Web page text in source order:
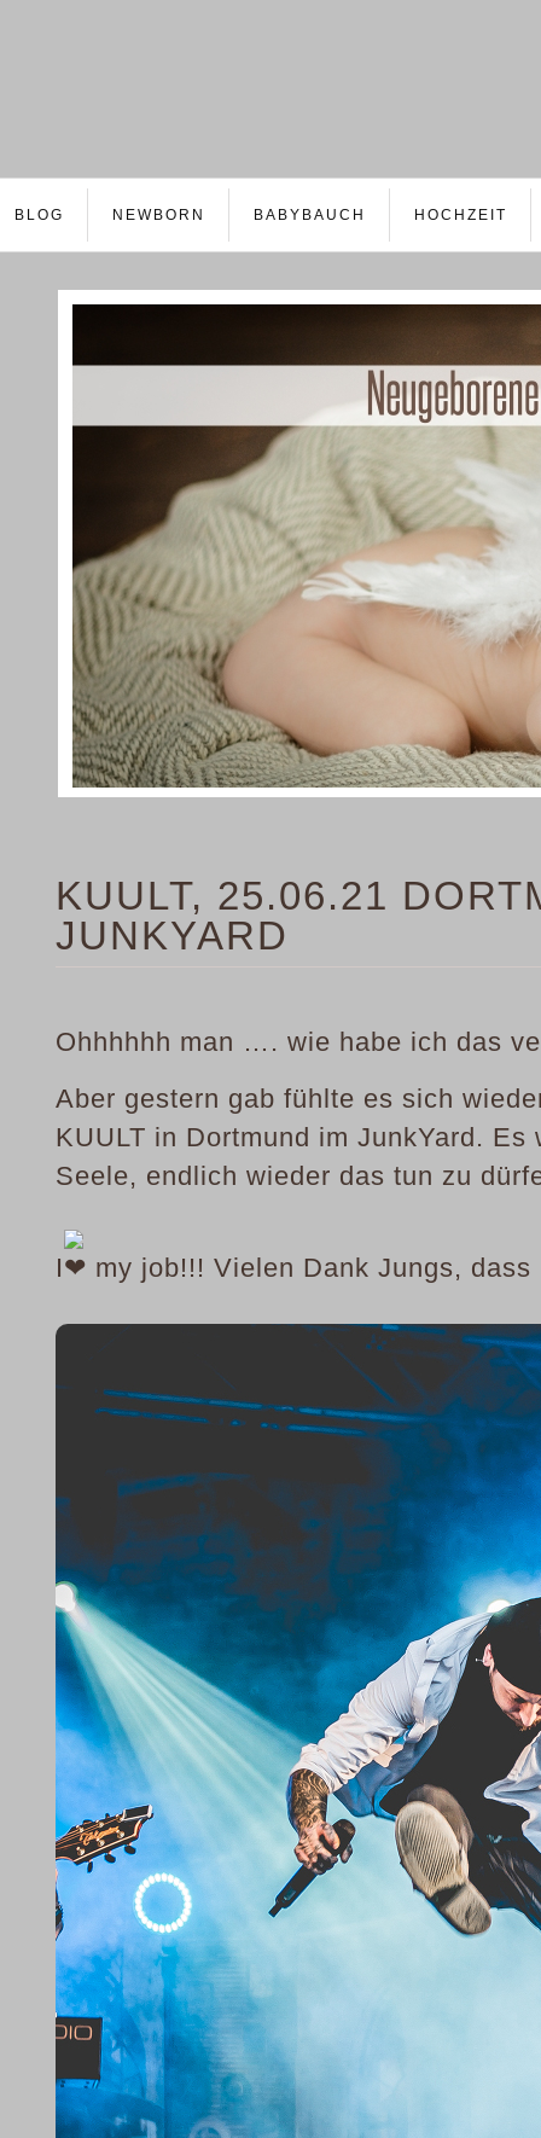
BLOG NEWBORN BABYBAUCH HOCHZEIT
KUULT, 25.06.21
JUNKYARD
Ohhhhhh man …. wie habe ich das
Aber gestern gab fühlte es sich
KUULT in Dortmund im JunkYard.
Seele, endlich wieder das tun zu
I my job!!! Vielen Dank Jungs,